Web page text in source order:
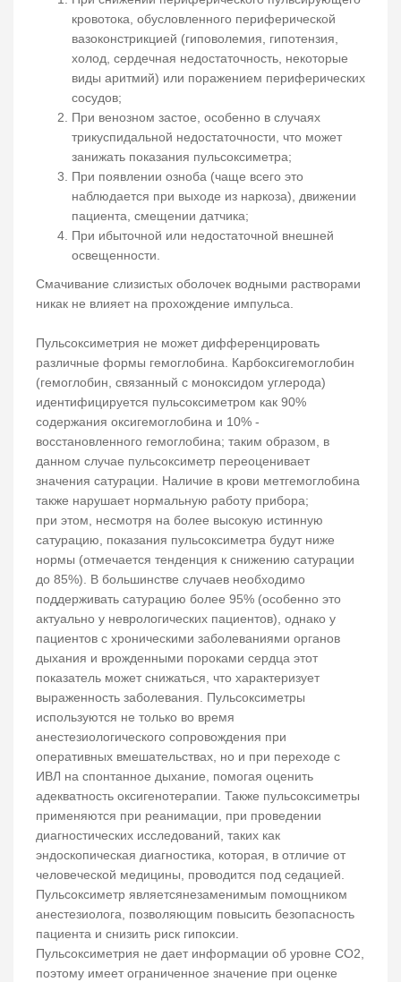
кровотока, обусловленного периферической
вазоконстрикцией (гиповолемия, гипотензия,
холод, сердечная недостаточность, некоторые
виды аритмий) или поражением периферических
сосудов;
При венозном застое, особенно в случаях
трикуспидальной недостаточности, что может
занижать показания пульсоксиметра;
При появлении озноба (чаще всего это
наблюдается при выходе из наркоза), движении
пациента, смещении датчика;
При ибыточной или недостаточной внешней
освещенности.
Смачивание слизистых оболочек водными растворами
никак не влияет на прохождение импульса.
Пульсоксиметрия не может дифференцировать
различные формы гемоглобина. Карбоксигемоглобин
(гемоглобин, связанный с моноксидом углерода)
идентифицируется пульсоксиметром как 90%
содержания оксигемоглобина и 10% -
восстановленного гемоглобина; таким образом, в
данном случае пульсоксиметр переоценивает
значения сатурации. Наличие в крови метгемоглобина
также нарушает нормальную работу прибора;
при этом, несмотря на более высокую истинную
сатурацию, показания пульсоксиметра будут ниже
нормы (отмечается тенденция к снижению сатурации
до 85%). В большинстве случаев необходимо
поддерживать сатурацию более 95% (особенно это
актуально у неврологических пациентов), однако у
пациентов с хроническими заболеваниями органов
дыхания и врожденными пороками сердца этот
показатель может снижаться, что характеризует
выраженность заболевания. Пульсоксиметры
используются не только во время
анестезиологического сопровождения при
оперативных вмешательствах, но и при переходе с
ИВЛ на спонтанное дыхание, помогая оценить
адекватность оксигенотерапии. Также пульсоксиметры
применяются при реанимации, при проведении
диагностических исследований, таких как
эндоскопическая диагностика, которая, в отличие от
человеческой медицины, проводится под седацией.
Пульсоксиметр являетсянезаменимым помощником
анестезиолога, позволяющим повысить безопасность
пациента и снизить риск гипоксии.
Пульсоксиметрия не дает информации об уровне СО2,
поэтому имеет ограниченное значение при оценке